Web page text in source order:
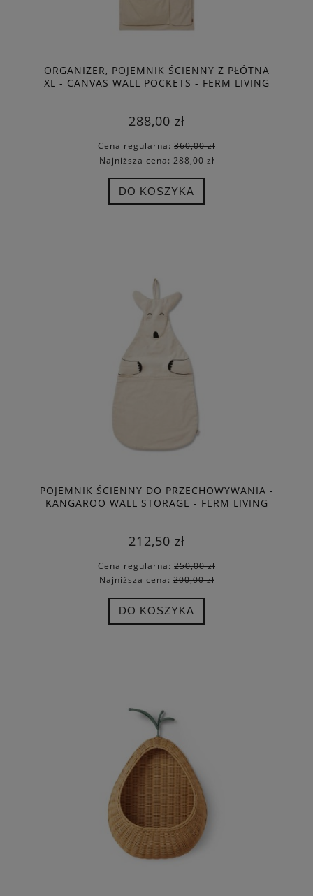
ORGANIZER, POJEMNIK ŚCIENNY Z PŁÓTNA
XL - CANVAS WALL POCKETS - FERM LIVING
288,00 zł
Cena regularna: 360,00 zł
Najniższa cena:288,00 zł
DO KOSZYKA
POJEMNIK ŚCIENNY DO PRZECHOWYWANIA -
KANGAROO WALL STORAGE - FERM LIVING
212,50 zł
Cena regularna: 250,00 zł
Najniższa cena:200,00 zł
DO KOSZYKA